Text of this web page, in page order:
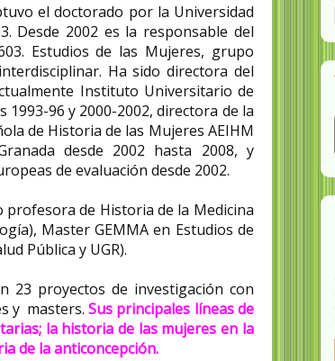
el doctorado por la Universidad
Desde 2002 es la responsable del
Estudios de las Mujeres, grupo
Ha sido directora del
Instituto Universitario de
96 y 2000-2002, directora de la
de Historia de las Mujeres AEIHM
desde 2002 hasta 2008, y
de evaluación desde 2002.
profesora de Historia de la Medicina
Master GEMMA en Estudios de
Pública y UGR).
23 proyectos de investigación con
y masters.Sus principales líneas de
la historia de las mujeres en la
de la anticoncepción.